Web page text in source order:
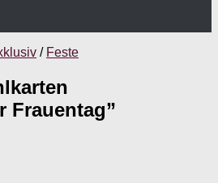
/ Feste
Frauentag”